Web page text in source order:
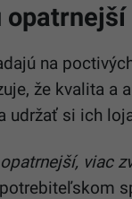
opatrnejší
na
že kvalita
udržať si ich
viac